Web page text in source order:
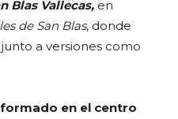
Blas Vallecas, en
de San Blas, donde
a versiones como
en el centro